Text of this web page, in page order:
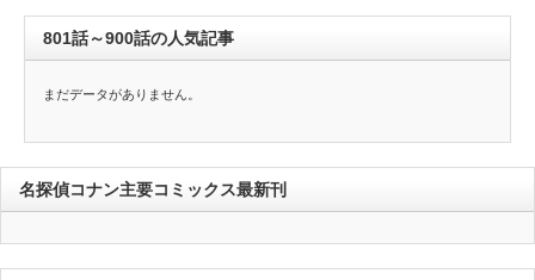
801話～900話の人気記事
まだデータがありません。
名探偵コナン主要コミックス最新刊